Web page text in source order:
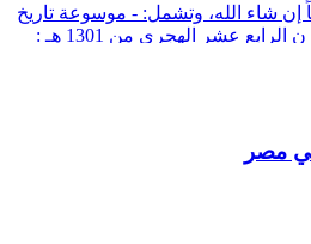
إن شاء الله، وتشمل: - موسوعة تاريخ
الصحافة الإسلامية خلال القرن الرابع عشر الهجري من 1301 هـ :
الأول ويتحدث فيه عن مجلة المنار.
الجزء الثاني ويتحدث فيه عن مجلة
مصر